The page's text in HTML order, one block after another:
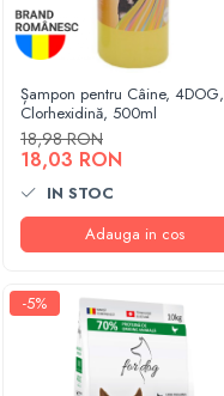
Șampon pentru Câine, 4DOG,
Clorhexidină, 500ml
18,98 RON
18,03 RON
IN STOC
Adauga in cos
-5%